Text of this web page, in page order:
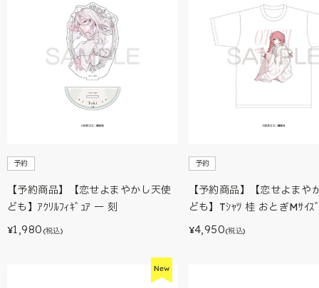
予約
【予約商品】【恋せよまやかし天使
ども】ｱｸﾘﾙﾌｨｷﾞｭｱ 一 刻
¥1,980 (税込)
予約
【予約商品】【恋せよまや
ども】Tｼｬﾂ 桂 おとぎMｻｲｽ
¥4,950(税込)